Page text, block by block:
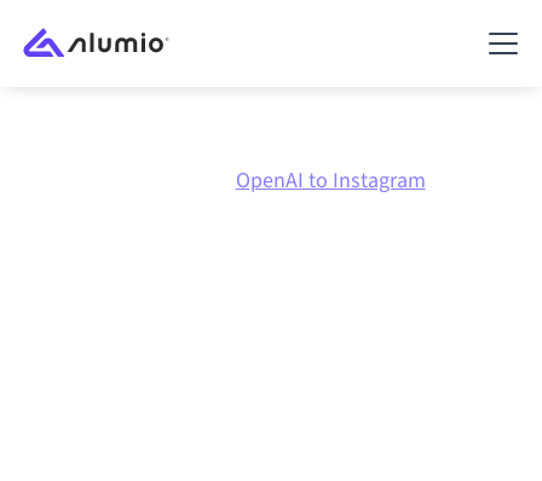
OpenAI to Instagram